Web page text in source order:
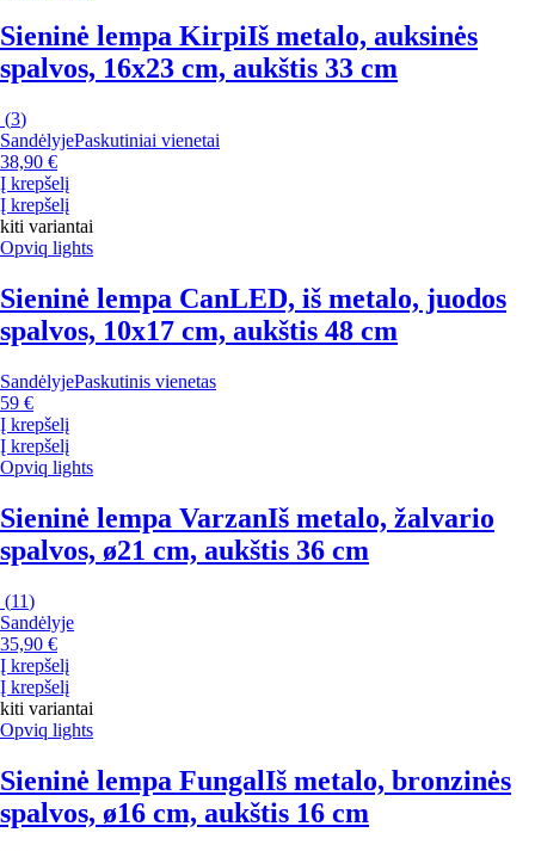
Sieninė lempa KirpiIš metalo, auksinės
spalvos, 16x23 cm, aukštis 33 cm
(3)
SandėlyjePaskutiniai vienetai
38,90 €
Į krepšelį
Į krepšelį
kiti variantai
Opviq lights
Sieninė lempa CanLED, iš metalo, juodos
spalvos, 10x17 cm, aukštis 48 cm
SandėlyjePaskutinis vienetas
59 €
Į krepšelį
Į krepšelį
Opviq lights
Sieninė lempa VarzanIš metalo, žalvario
spalvos, ø21 cm, aukštis 36 cm
(11)
Sandėlyje
35,90 €
Į krepšelį
Į krepšelį
kiti variantai
Opviq lights
Sieninė lempa FungalIš metalo, bronzinės
spalvos, ø16 cm, aukštis 16 cm